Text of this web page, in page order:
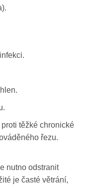
těžké chronické
řezu.
nutno odstranit
je časté větrání,